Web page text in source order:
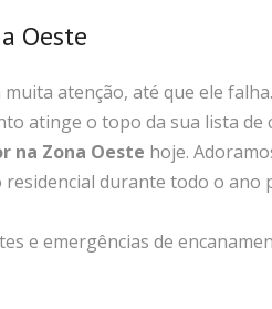
Oeste
atenção, até que ele
atinge o topo da sua lista
na Zona Oeste hoje.
durante todo o ano
e emergências de